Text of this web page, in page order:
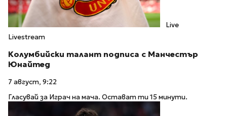
Live
Livestream
Колумбийски талант подписа с Манчестър
Юнайтед
7 август, 9:22
Гласувай за Играч на мача. Остават ти 15 минути.